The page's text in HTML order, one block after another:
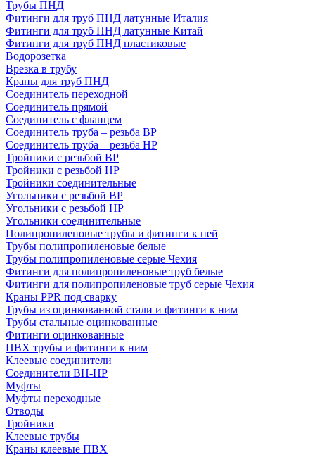
Трубы ПНД
Фитинги для труб ПНД латунные Италия
Фитинги для труб ПНД латунные Китай
Фитинги для труб ПНД пластиковые
Водорозетка
Врезка в трубу
Краны для труб ПНД
Соединитель переходной
Соединитель прямой
Соединитель с фланцем
Соединитель труба – резьба ВР
Соединитель труба – резьба НР
Тройники с резьбой ВР
Тройники с резьбой НР
Тройники соединительные
Угольники с резьбой ВР
Угольники с резьбой НР
Угольники соединительные
Полипропиленовые трубы и фитинги к ней
Трубы полипропиленовые белые
Трубы полипропиленовые серые Чехия
Фитинги для полипропиленовые труб белые
Фитинги для полипропиленовые труб серые Чехия
Краны PPR под сварку
Трубы из оцинкованной стали и фитинги к ним
Трубы стальные оцинкованные
Фитинги оцинкованные
ПВХ трубы и фитинги к ним
Клеевые соединители
Соединители ВН-НР
Муфты
Муфты переходные
Отводы
Тройники
Клеевые трубы
Краны клеевые ПВХ